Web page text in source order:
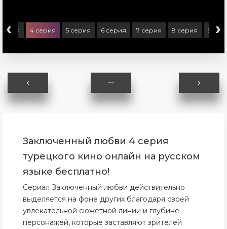
‹ 4 серия 5 серия 6 серия 7 серия 8 серия 9 ›
Заключенный любви 4 серия
турецкого кино онлайн на русском
языке бесплатно!
Сериал Заключенный любви действительно
выделяется на фоне других благодаря своей
увлекательной сюжетной линии и глубине
персонажей, которые заставляют зрителей